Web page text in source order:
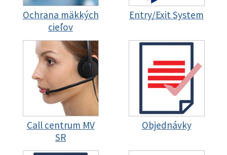
Ochrana mäkkých
cieľov
Entry/Exit System
Call centrum MV
SR
Objednávky